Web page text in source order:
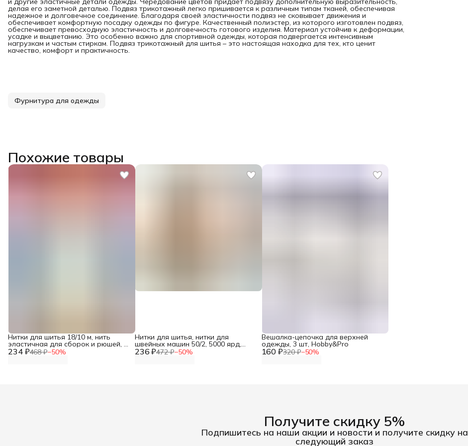
делая его заметной деталью. Подвяз трикотажный легко пришивается к различным типам тканей, обеспечивая
надежное и долговечное соединение. Благодаря своей эластичности подвяз не сковывает движения и
обеспечивает комфортную посадку одежды по фигуре. Качественный полиэстер, из которого изготовлен подвяз,
обеспечивает превосходную эластичность и долговечность готового изделия. Материал устойчив к деформации,
усадке и выцветанию. Это особенно важно для спортивной одежды, которая подвергается интенсивным
нагрузкам и частым стиркам. Подвяз трикотажный для шитья – это настоящая находка для тех, кто ценит
качество, комфорт и практичность.
Фурнитура для одежды
Похожие товары
234 ₽468 ₽−50%
Нитки для шитья 18/10 м, нить
эластичная для сборок и рюшей, 1
шт, 744557, Gutermann 236 ₽472 ₽−50%
Нитки для шитья, нитки для
швейных машин 50/2, 5000 ярд,
Bestex, 160 бежевый 160 ₽320 ₽−50%
Вешалка-цепочка для верхней
одежды, 3 шт, Hobby&Pro
Получите скидку 5%
Подпишитесь на наши акции и новости и получите скидку на
следующий заказ